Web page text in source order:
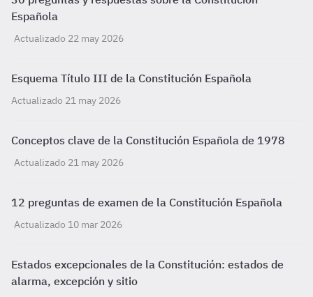
Española
Actualizado 22 may 2026
Esquema Título III de la Constitución Española
Actualizado 21 may 2026
Conceptos clave de la Constitución Española de 1978
Actualizado 21 may 2026
12 preguntas de examen de la Constitución Española
Actualizado 10 mar 2026
Estados excepcionales de la Constitución: estados de
alarma, excepción y sitio